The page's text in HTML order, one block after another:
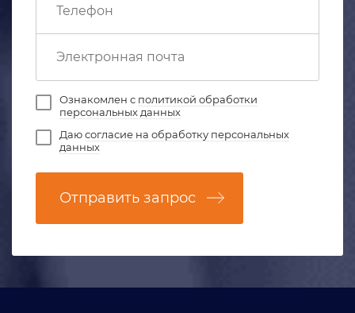
Ознакомлен с политикой обработки
персональных данных
Даюсогласие на обработку персональных
данных
Отправить запрос